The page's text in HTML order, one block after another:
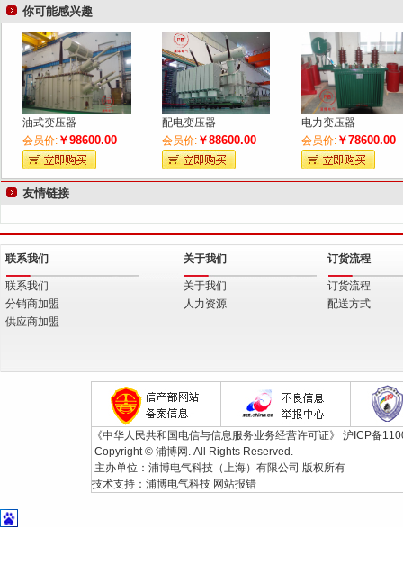
你可能感兴趣
油式变压器
会员价:￥98600.00
配电变压器
会员价:￥88600.00
电力变压器
会员价: ￥78600.00
友情链接
联系我们
联系我们
分销商加盟
供应商加盟
关于我们
关于我们
人力资源
订货流程
订货流程
配送方式
《中华人民共和国电信与信息服务业务经营许可证》 沪ICP备
Copyright © 浦博网. All Rights Reserved.
主办单位：浦博电气科技（上海）有限公司 版权所有
技术支持： 浦博电气科技 网站报错